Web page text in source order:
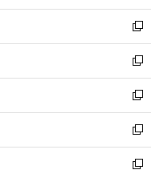
開
く
ウ
で
開
く
ン
ド
ウ
で
開
く
ウ
ィ
ン
ド
ウ
で
開
く
新
し
い
ウ
ィ
ン
ド
ウ
で
新
し
い
ウ
ィ
ン
ド
新
し
い
ウ
ィ
新
し
い
新